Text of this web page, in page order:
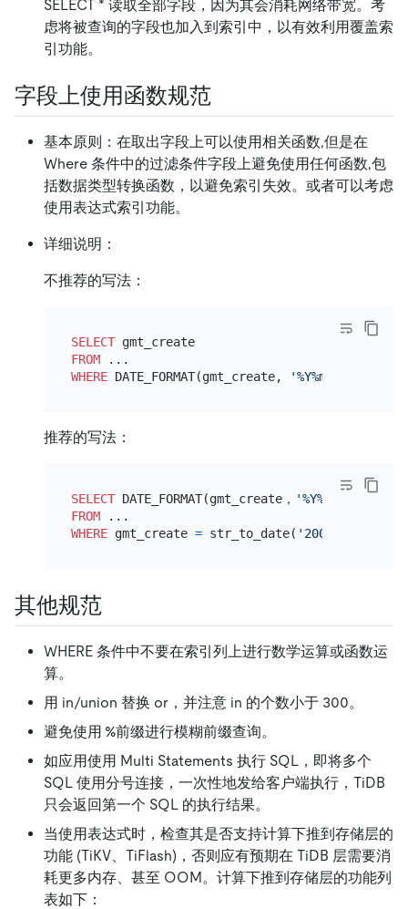
SELECT * 读取全部字段，因为其会消耗网络带宽。考
虑将被查询的字段也加入到索引中，以有效利用覆盖索
引功能。
字段上使用函数规范
基本原则：在取出字段上可以使用相关函数,但是在
Where 条件中的过滤条件字段上避免使用任何函数,包
括数据类型转换函数，以避免索引失效。或者可以考虑
使用表达式索引功能。
详细说明：
不推荐的写法：
SELECT
gmt_create
FROM
WHERE DATE_FORMAT(gmt_create, '%Y%m%d
推荐的写法：
SELECT DATE_FORMAT(gmt_create， '%Y%m%d
FROM
WHERE gmt_create = str_to_date( '20090101
其他规范
WHERE 条件中不要在索引列上进行数学运算或函数运
算。
用 in/union 替换 or，并注意 in 的个数小于 300。
避免使用 %前缀进行模糊前缀查询。
如应用使用 Multi Statements 执行 SQL，即将多个
SQL 使用分号连接，一次性地发给客户端执行，TiDB
只会返回第一个 SQL 的执行结果。
当使用表达式时，检查其是否支持计算下推到存储层的
功能 (TiKV、TiFlash)，否则应有预期在 TiDB 层需要消
耗更多内存、甚至 OOM。计算下推到存储层的功能列
表如下：